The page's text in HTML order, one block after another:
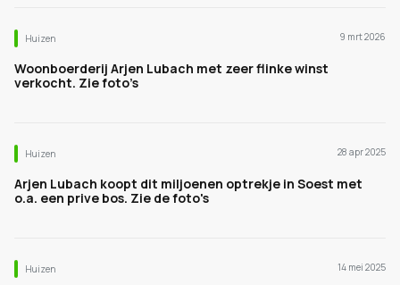
Huizen 9 mrt 2026
Woonboerderij Arjen Lubach met zeer flinke winst
verkocht. Zie foto’s
Huizen 28 apr 2025
Arjen Lubach koopt dit miljoenen optrekje in Soest met
o.a. een prive bos. Zie de foto's
Huizen 14 mei 2025